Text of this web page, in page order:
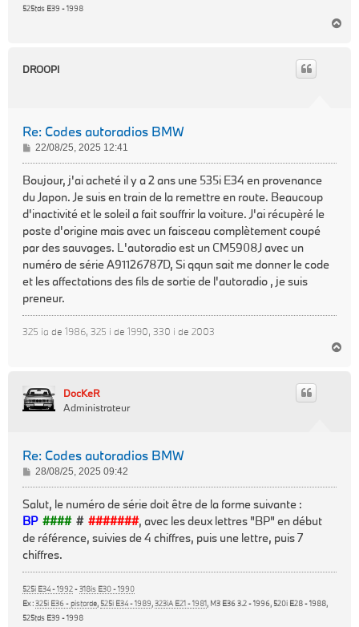
525tds E39 - 1998
DROOPI
Re: Codes autoradios BMW
M
e
a
g
e
22/08/25, 2025 12:41
Boujour, j'ai acheté il y a 2 ans une 535i E34 en provenance
du Japon. Je suis en train de la remettre en route. Beaucoup
d'inactivité et le soleil a fait souffrir la voiture. J'ai récupèré le
poste d'origine mais avec un faisceau complètement coupé
par des sauvages. L'autoradio est un CM5908J avec un
numéro de série A91126787D, Si qqun sait me donner le code
et les affectations des fils de sortie de l'autoradio , je suis
preneur.
325 ia de 1986, 325 i de 1990, 330 i de 2003
DocKeR
Administrateur
Re: Codes autoradios BMW
M
e
s
a
g
e
28/08/25, 2025 09:42
Salut, le numéro de série doit être de la forme suivante :
BP ##### #######, avec les deux lettres "BP" en début
de référence, suivies de 4 chiffres, puis une lettre, puis 7
chiffres.
525i E34 - 1992-318is E30 - 1990
Ex :325i E36 - pistarde, 525i E34 - 1989,323iA E21 - 1981, M3 E36 3.2 - 1996, 520i E28 - 1988,
525tds E39 - 1998